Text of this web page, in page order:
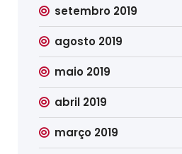
setembro 2019
agosto 2019
maio 2019
abril 2019
março 2019